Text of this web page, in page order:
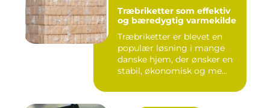
Træbriketter som effektiv
og bæredygtig varmekilde
Træbriketter er blevet en
populær løsning i mange
danske hjem, der ønsker en
stabil, økonomisk og me...